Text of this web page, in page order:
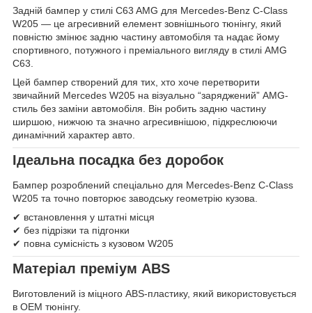
Задній бампер у стилі C63 AMG для Mercedes-Benz C-Class
W205 — це агресивний елемент зовнішнього тюнінгу, який
повністю змінює задню частину автомобіля та надає йому
спортивного, потужного і преміального вигляду в стилі AMG
C63.
Цей бампер створений для тих, хто хоче перетворити
звичайний Mercedes W205 на візуально “заряджений” AMG-
стиль без заміни автомобіля. Він робить задню частину
ширшою, нижчою та значно агресивнішою, підкреслюючи
динамічний характер авто.
Ідеальна посадка без доробок
Бампер розроблений спеціально для Mercedes-Benz C-Class
W205 та точно повторює заводську геометрію кузова.
✔ встановлення у штатні місця
✔ без підрізки та підгонки
✔ повна сумісність з кузовом W205
Матеріал преміум ABS
Виготовлений із міцного ABS-пластику, який використовується
в OEM тюнінгу.